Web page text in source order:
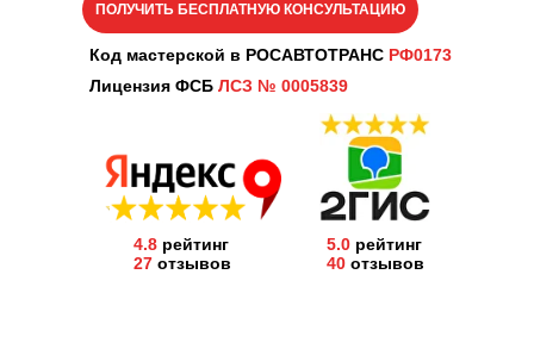
ПОЛУЧИТЬ БЕСПЛАТНУЮ КОНСУЛЬТАЦИЮ
Код мастерской в РОСАВТОТРАНС РФ0173
Лицензия ФСБ ЛСЗ № 0005839
40 отзывов
4.8 рейтинг
27 отзывов
5.0 рейтинг